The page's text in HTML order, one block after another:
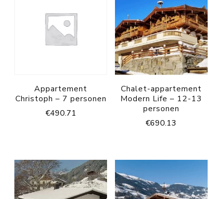
Appartement
Christoph – 7 personen
€490.71
Chalet-appartement
Modern Life – 12-13
personen
€690.13